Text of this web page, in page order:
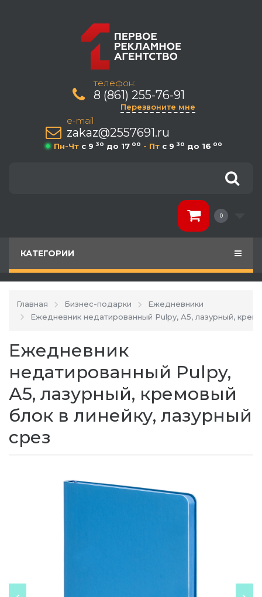
телефон:
8 (861) 255-76-91
Перезвоните мне
e-mail
zakaz@2557691.ru
Пн-Чт c 9 30 до 17 00 - Пт c 9 30 до 16 00
0
КАТЕГОРИИ
Главная Бизнес-подарки
Ежедневники
Ежедневник недатированный Pulpy, А5, лазурный,
Ежедневник
недатированный Pulpy,
А5, лазурный, кремовый
блок в линейку, лазурный
срез